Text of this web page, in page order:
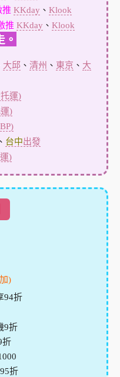
推 KKday 、 Klook
推 KKday 、 Klook
大邱 、 清州 、 東京 、 大
運)
)
、 台中出發
)
)
94折
9折
折
95折